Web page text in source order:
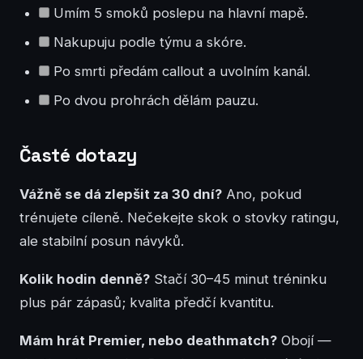
Umím 5 smoků poslepu na hlavní mapě.
Nakupuju podle týmu a skóre.
Po smrti předám callout a uvolním kanál.
Po dvou prohrách dělám pauzu.
Časté dotazy
Vážně se dá zlepšit za 30 dní? Ano, pokud
trénujete cíleně. Nečekejte skok o stovky ratingu,
ale stabilní posun návyků.
Kolik hodin denně? Stačí 30–45 minut tréninku
plus pár zápasů; kvalita předčí kvantitu.
Mám hrát Premier, nebo deathmatch? Obojí —